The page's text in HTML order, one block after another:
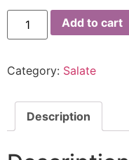
Add to cart
Category: Salate
Description